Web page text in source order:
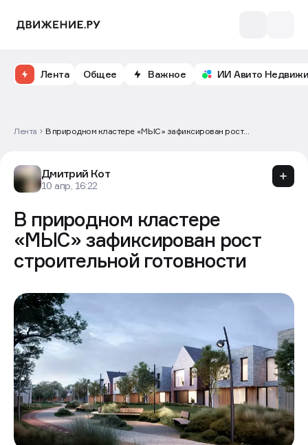
Лента Общее Важное ИИ Авито
Лента
В природном кластере «МЫС» зафиксирован рост
Дмитрий Кот
10 апр, 16:22
В природном кластере
«МЫС» зафиксирован рост
строительной готовности